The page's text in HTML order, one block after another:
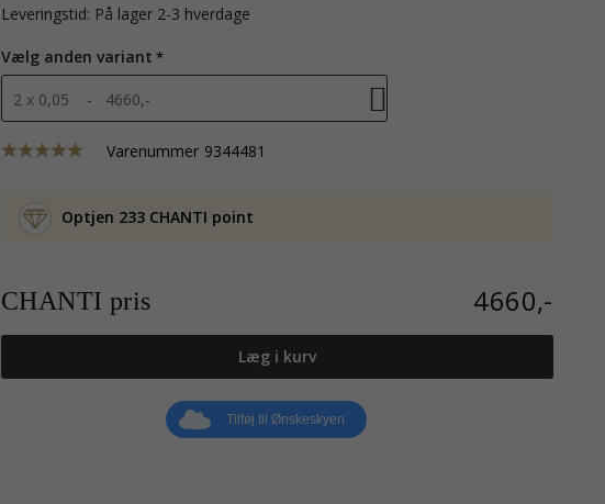
Leveringstid: På lager 2-3 hverdage
Vælg anden variant
2 x 0,05 - 4660,-
Varenummer 9344481
Optjen 233 CHANTI point
CHANTI pris 4660,-
Læg i kurv
Tilføj til Ønskeskyen